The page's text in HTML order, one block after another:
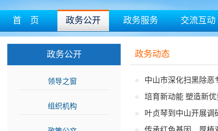
首 页 政务公开 政务服务 交流互动
政务公开
领导之窗
组织机构
政务动态
中山市深化扫黑除恶
培育新动能 塑造新
叶贞琴到中山开展调